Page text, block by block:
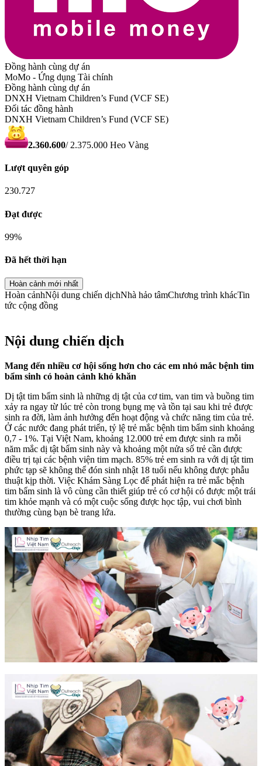
Đồng hành cùng dự án
MoMo - Ứng dụng Tài chính
Đồng hành cùng dự án
DNXH Vietnam Children’s Fund (VCF SE)
Đối tác đồng hành
DNXH Vietnam Children’s Fund (VCF SE)
2.360.600/ 2.375.000 Heo Vàng
Lượt quyên góp
230.727
Đạt được
99%
Đã hết thời hạn
Hoàn cảnh mới nhất
Hoàn cảnhNội dung chiến dịchNhà hảo tâmChương trình khácTin
tức cộng đồng
Nội dung chiến dịch
Mang đến nhiều cơ hội sống hơn cho các em nhỏ mắc bệnh tim
bẩm sinh có hoàn cảnh khó khăn
Dị tật tim bẩm sinh là những dị tật của cơ tim, van tim và buồng tim
xảy ra ngay từ lúc trẻ còn trong bụng mẹ và tồn tại sau khi trẻ được
sinh ra đời, làm ảnh hưởng đến hoạt động và chức năng tim của trẻ.
Ở các nước đang phát triển, tỷ lệ trẻ mắc bệnh tim bẩm sinh khoảng
0,7 - 1%. Tại Việt Nam, khoảng 12.000 trẻ em được sinh ra mỗi
năm mắc dị tật bẩm sinh này và khoảng một nửa số trẻ cần được
điều trị tại các bệnh viện tim mạch. 85% trẻ em sinh ra với dị tật tim
phức tạp sẽ không thể đón sinh nhật 18 tuổi nếu không được phẫu
thuật kịp thời. Việc Khám Sàng Lọc để phát hiện ra trẻ mắc bệnh
tim bẩm sinh là vô cùng cần thiết giúp trẻ có cơ hội có được một trái
tim khỏe mạnh và có một cuộc sống được học tập, vui chơi bình
thường cùng bạn bè trang lứa.